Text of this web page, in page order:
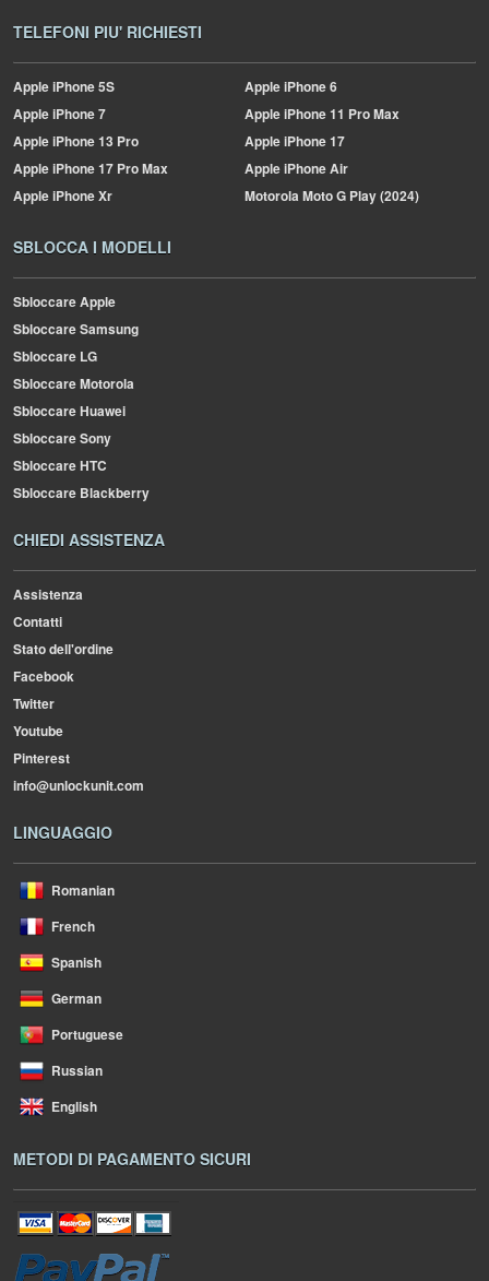
TELEFONI PIU' RICHIESTI
AppleiPhone 5S AppleiPhone 6
AppleiPhone 7 AppleiPhone 11 Pro Max
AppleiPhone 13 Pro AppleiPhone 17
AppleiPhone 17 Pro Max AppleiPhone Air
AppleiPhone Xr MotorolaMoto G Play (2024)
SBLOCCA I MODELLI
Sbloccare Apple
Sbloccare Samsung
Sbloccare LG
Sbloccare Motorola
Sbloccare Huawei
Sbloccare Sony
Sbloccare HTC
Sbloccare Blackberry
CHIEDI ASSISTENZA
Assistenza
Contatti
Stato dell'ordine
Facebook
Twitter
Youtube
Pinterest
info@unlockunit.com
LINGUAGGIO
Romanian
French
Spanish
German
Portuguese
Russian
English
METODI DI PAGAMENTO SICURI